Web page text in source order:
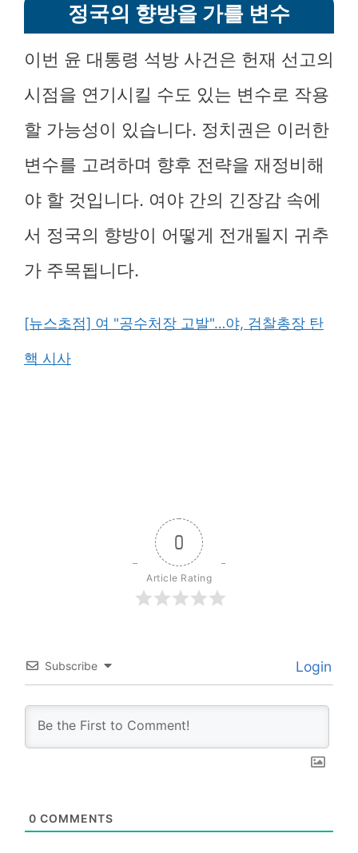
정국의 향방을 가를 변수
이번 윤 대통령 석방 사건은 헌재 선고의
시점을 연기시킬 수도 있는 변수로 작용
할 가능성이 있습니다. 정치권은 이러한
변수를 고려하며 향후 전략을 재정비해
야 할 것입니다. 여야 간의 긴장감 속에
서 정국의 향방이 어떻게 전개될지 귀추
가 주목됩니다.
[뉴스초점] 여 "공수처장 고발"…야, 검찰총장 탄
핵 시사
0
Article Rating
Subscribe Login
0 COMMENTS